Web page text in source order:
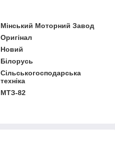
Мінський Моторний Завод
Оригінал
Новий
Білорусь
Сільськогосподарська
техніка
МТЗ-82